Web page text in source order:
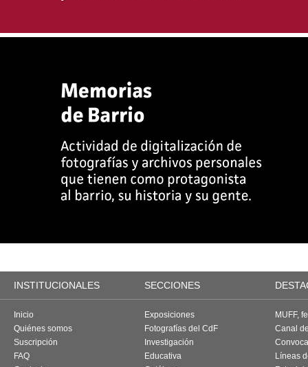
INSTITUCIONALES SECCIONES
Inicio
Quiénes somos
Suscripción
FAQ
Exposiciones
Fotografías del CdF
Investigación
Educativa
MUFF,
Canal
Líneas